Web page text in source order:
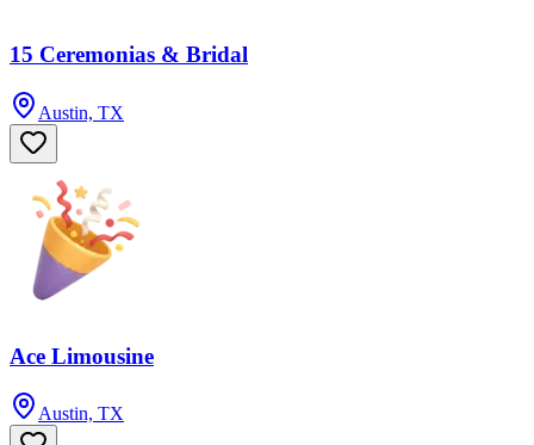
15 Ceremonias & Bridal
Austin, TX
Ace Limousine
Austin, TX